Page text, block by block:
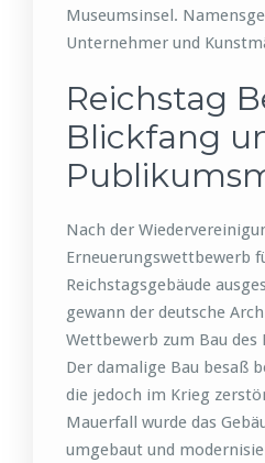
Museumsinsel.
Unternehmer und
Reichstag
Blickfang
Nach der
Erneuerungswettbewerb
Reichstagsgebäude
gewann der deutsche
Wettbewerb zum Bau des
Der damalige Bau besaß
die jedoch im Krieg
Mauerfall wurde das
umgebaut und